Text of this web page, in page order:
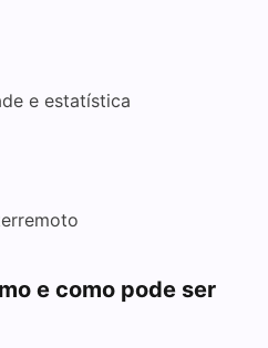
e estatística
e como pode ser